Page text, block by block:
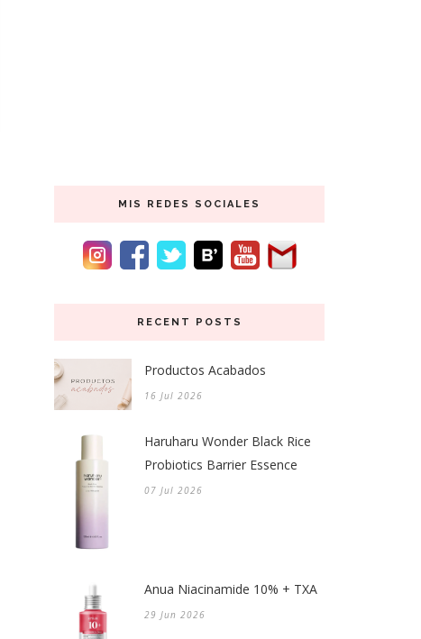
MIS REDES SOCIALES
RECENT POSTS
Productos Acabados
16 Jul 2026
Haruharu Wonder Black Rice
Probiotics Barrier Essence
07 Jul 2026
Anua Niacinamide 10% + TXA
29 Jun 2026